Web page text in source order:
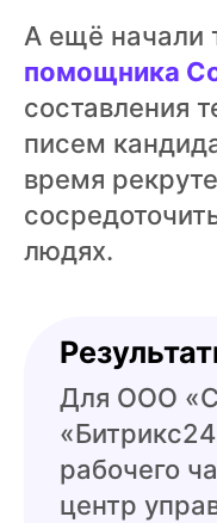
А ещё начали
помощника
составления
писем
время
людях.
Для ООО
рабочего
центр